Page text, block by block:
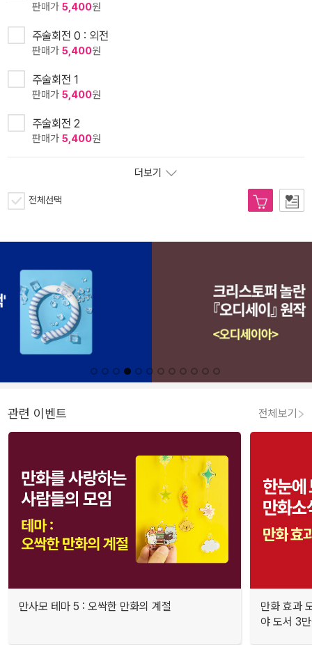
판매가 5,400원
주술회전 0 : 외전
판매가 5,400원
주술회전 1
판매가 5,400원
주술회전 2
판매가 5,400원
더보기
전체선택
관련 이벤트 전체보기
만사모 테마 5 : 오싹한 만화의 계절
만화 효과
야 도서 3